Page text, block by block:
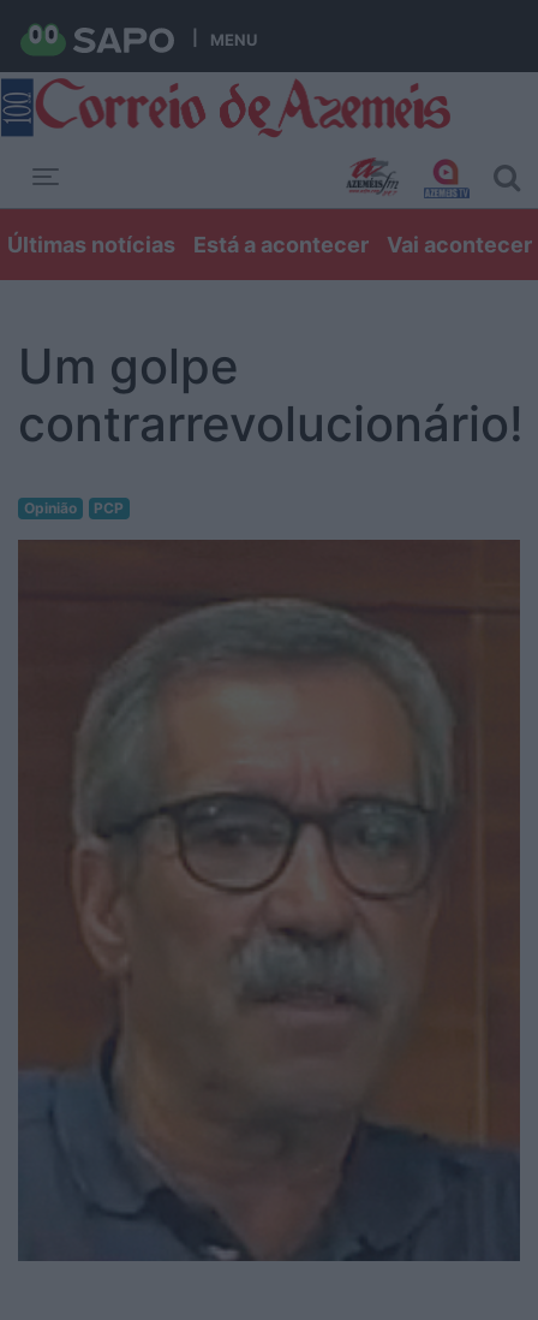
MENU
Últimas notícias Está a acontecer Vai acontecer
Um golpe
contrarrevolucionário!
Opinião PCP